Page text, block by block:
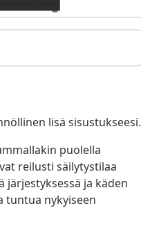
lisä sisustukseesi.
puolella
reilusti säilytystilaa
järjestyksessä ja käden
tuntua nykyiseen